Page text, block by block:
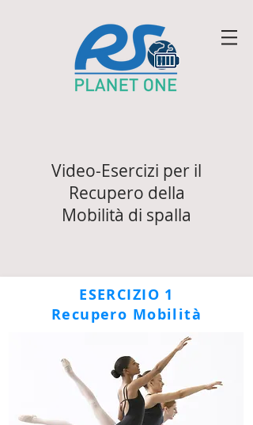
Video-Esercizi per il
Recupero della
Mobilità di spalla
ESERCIZIO 1
Recupero Mobilità